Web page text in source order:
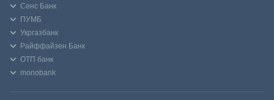
Сенс Банк
ПУМБ
Укргазбанк
Райффайзен Банк
ОТП банк
monobank